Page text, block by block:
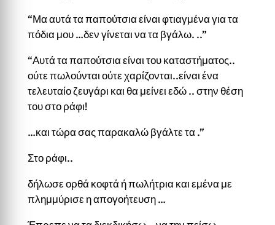
“Μα αυτά τα παπούτσια είναι φτιαγμένα για τα
πόδια μου …δεν γίνεται να τα βγάλω. ..”
“Αυτά τα παπούτσια είναι του καταστήματος..
ούτε πωλούνται ούτε χαρίζονται..είναι ένα
τελευταίο ζευγάρι και θα μείνει εδώ .. στην θέση
του στο ράφι!
…και τώρα σας παρακαλώ βγάλτε τα .”
Στο ράφι..
δήλωσε ορθά κοφτά ή πωλήτρια και εμένα με
πλημμύρισε η απογοήτευση …